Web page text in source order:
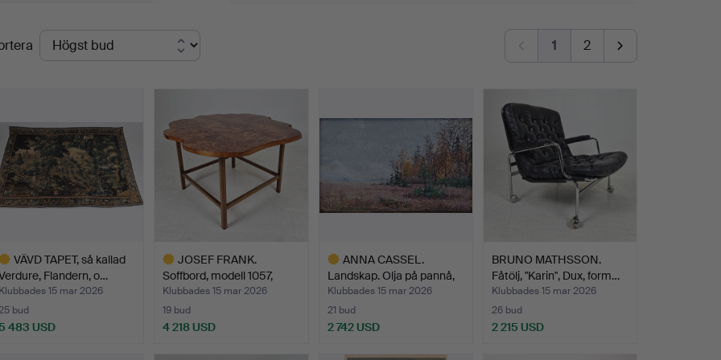
Slutpriser
1 2
VÄVD TAPET, så kallad
Flandern, o…
Klubbades 15 mar 2026
bud
5 483 USD
JOSEF FRANK.
Soffbord, modell 1057,
Firma …
Klubbades 15 mar 2026
19 bud
4 218 USD
ANNA CASSEL.
Landskap. Olja på pannå,
sign…
Klubbades 15 mar 2026
21 bud
2 742 USD
BRUNO MATHSSON.
Fåtölj, "Karin", Dux, form…
Klubbades 15 mar 2026
26 bud
2 215 USD